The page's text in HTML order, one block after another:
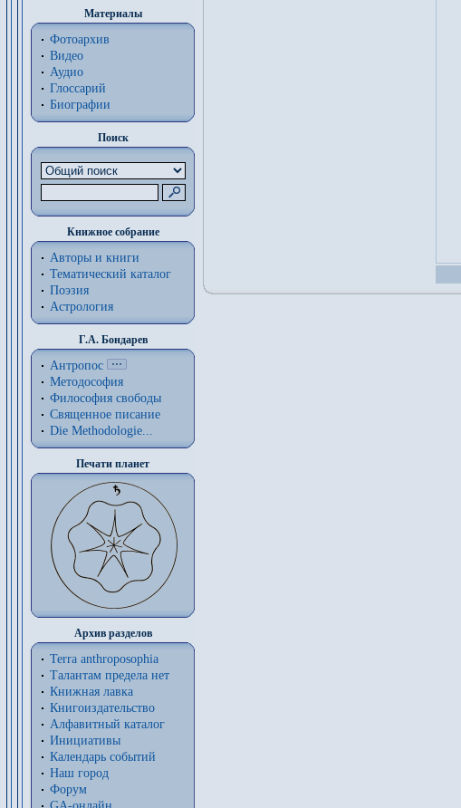
Материалы
Фотоархив
Видео
Аудио
Глоссарий
Биографии
Поиск
Книжное собрание
Авторы и книги
Тематический каталог
Поэзия
Астрология
Г.А. Бондарев
Антропос
Методософия
Философия cвободы
Священное писание
Die Methodologie...
Печати планет
Архив разделов
Terra anthroposophia
Талантам предела нет
Книжная лавка
Книгоиздательство
Алфавитный каталог
Инициативы
Календарь событий
Наш город
Форум